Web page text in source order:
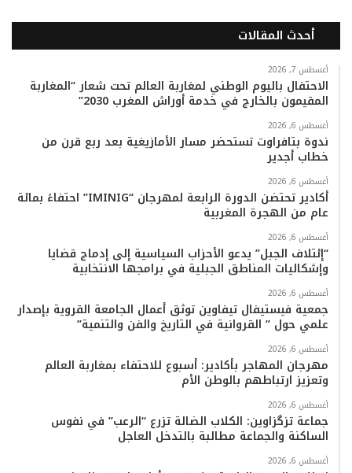
س
و
ك
ي
ت
ر
ت
ي
و
ب
س
ت
ق
ر
م
k
o
k
ت
س
ب
أحدث المقالات
أغسطس 7, 2026
الاحتفال باليوم الوطني لمغاربة العالم تحت شعار “المغاربة
المقيمون بالخارج في خدمة أوراش المغرب 2030”
أغسطس 6, 2026
ندوة بتافراوت تستحضر مسار الأمازيغية بعد ربع قرن من
خطاب أجدير
أغسطس 6, 2026
أكادير تحتضن الدورة الرابعة لمهرجان “IMINIG” احتفاءً بمائة
عام من الهجرة المغربية
أغسطس 6, 2026
“إئتلاف الجبل” يدعو الأحزاب السياسية إلى إدماج قضايا
وإشكاليات المناطق الجبلية في برامجها الانتخابية
أغسطس 6, 2026
جمعية فيستيفال تيفاوين توثق أعمال الجامعة القروية بإصدار
علمي حول ” القروانية في التاريخ والفن والتنمية”
أغسطس 6, 2026
مهرجان المهاجر بأكادير: أسبوع للاحتفاء بمغاربة العالم
وتعزيز ارتباطهم بالوطن الأم
أغسطس 6, 2026
جماعة تزگزاوين: الكلاب الضالة تزرع “الرعب” في نفوس
الساكنة والجماعة مطالبة بالتدخل العاجل
أغسطس 6, 2026